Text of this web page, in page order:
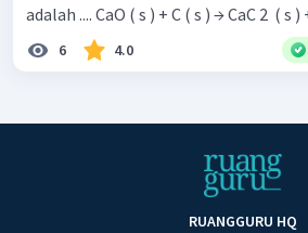
adalah .... CaO ( s ) + C ( s ) → CaC 2 ​ (
6 4.0
RUANGGURU HQ